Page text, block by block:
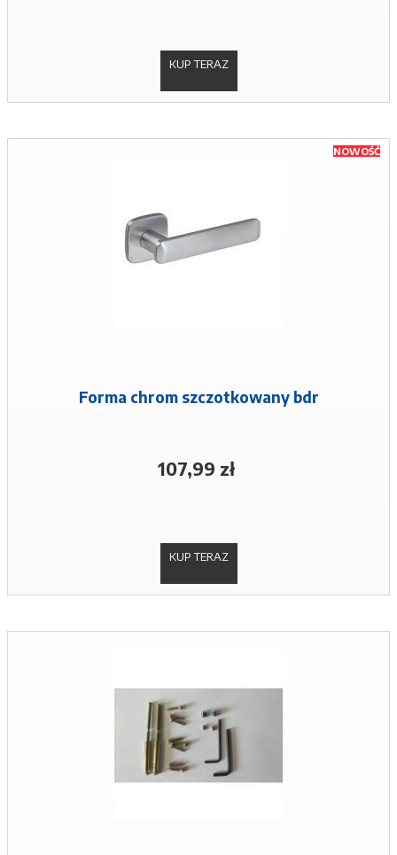
KUP TERAZ
NOWOŚĆ
Forma chrom szczotkowany bdr
107,99 zł
KUP TERAZ